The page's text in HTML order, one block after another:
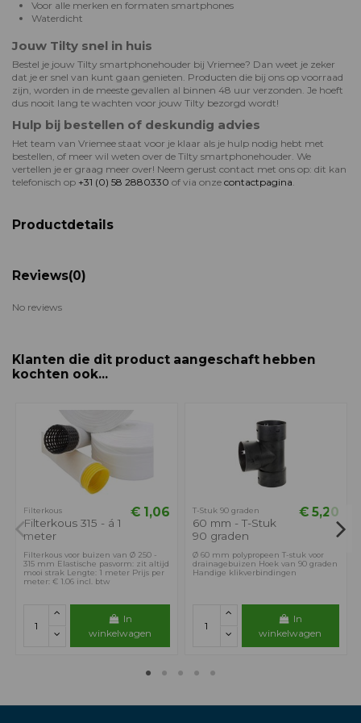
Voor alle merken en formaten smartphones
Waterdicht
Jouw Tilty snel in huis
Bestel je jouw Tilty smartphonehouder bij Vriemee? Dan weet je zeker
dat je er snel van kunt gaan genieten. Producten die bij ons op voorraad
zijn, worden in de meeste gevallen al binnen 48 uur verzonden. Je hoeft
dus nooit lang te wachten voor jouw Tilty bezorgd wordt!
Hulp bij bestellen of deskundig advies
Het team van Vriemee staat voor je klaar als je hulp nodig hebt met
bestellen, of meer wil weten over de Tilty smartphonehouder. We
vertellen je er graag meer over! Neem gerust contact met ons op: dit kan
telefonisch op +31 (0) 58 2880330 of via onze contactpagina
Productdetails
Reviews(0)
No reviews
Klanten die dit product aangeschaft hebben
kochten ook...
Filterkous
Filterkous 315 - á 1
meter
€ 1,06
Filterkous voor buizen van Ø 250 -
315 mm Elastische pasvorm: zit altijd
mooi strak Lengte: 1 meter Prijs per
meter: € 1.06 incl. btw
In
winkelwagen
T-Stuk 90 graden
60 mm - T-Stuk
90 graden
€ 5,20
Ø 60 mm polypropeen T-stuk voor
drainagebuizen Hoek van 90 graden
Handige klikverbindingen
In
winkelwagen